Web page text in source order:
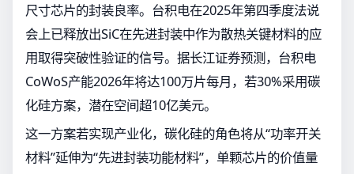
尺寸芯片的封装良率。台积电在2025年第四季度法说
会上已释放出SiC在先进封装中作为散热关键材料的应
用取得突破性验证的信号。据长江证券预测，台积电
CoWoS产能2026年将达100万片每月，若30%采用碳
化硅方案，潜在空间超10亿美元。
这一方案若实现产业化，碳化硅的角色将从“功率开关
材料”延伸为“先进封装功能材料”，单颗芯片的价值量